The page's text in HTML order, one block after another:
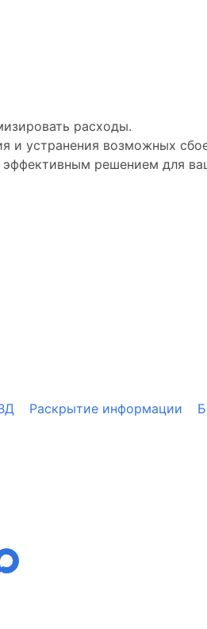
расходы.
и устранения возможных
решением для
Раскрытие информации